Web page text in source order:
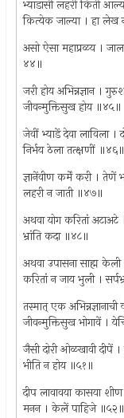
भ्याडासी लहरी किती
कित्येक जाल्या । हा लेख
असो ऐसा महाप्रळय ।
४४॥
जरी होय अभिन्नज्ञान ।
जीवन्मुक्तिसुख होय ॥४५॥
जेवीं भ्याडें देवा लाविला
निर्भय ठेला तत्क्षणीं ॥४६॥
ज्ञानेंवीण कर्में करी । तेणें
लहरी न जाती ॥४७॥
अथवा योग करितां अटाअटे
भ्रांति कदा ॥४८॥
अथवा उपासना साह्म केली
करितां न जाय भुली ।
तस्मात् एक
जीवन्मुक्तिसुख भोगावें ।
जैसी दोरी ओळखावी दीपें
भीति न होय ॥५१॥
दीप लावावया कासया
मनन । केलें पाहिजे ॥५२॥